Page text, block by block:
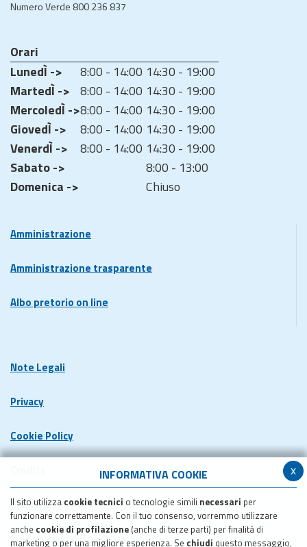
x
INFORMATIVA COOKIE
Il sito utilizza cookie tecnici o tecnologie simili necessari per
funzionare correttamente. Con il tuo consenso, vorremmo utilizzare
anche cookie di profilazione (anche di terze parti) per finalità di
marketing o per una migliore esperienza. Se chiudi questo messaggio,
Numero Verde 800 236 837
Orari
LunedÌ ->
8:00 - 14:00 14:30 - 19:00
MartedÌ -> 8:00 - 14:00 14:30 - 19:00
MercoledÌ ->8:00 - 14:00 14:30 - 19:00
GiovedÌ ->
8:00 - 14:00 14:30 - 19:00
VenerdÌ ->
8:00 - 14:00 14:30 - 19:00
Sabato ->
8:00 - 13:00
Domenica ->
Chiuso
Amministrazione
Amministrazione trasparente
Albo pretorio on line
Note Legali
Privacy
Cookie Policy
Dichiarazione di accessibilita'
Meccanismo di feedback